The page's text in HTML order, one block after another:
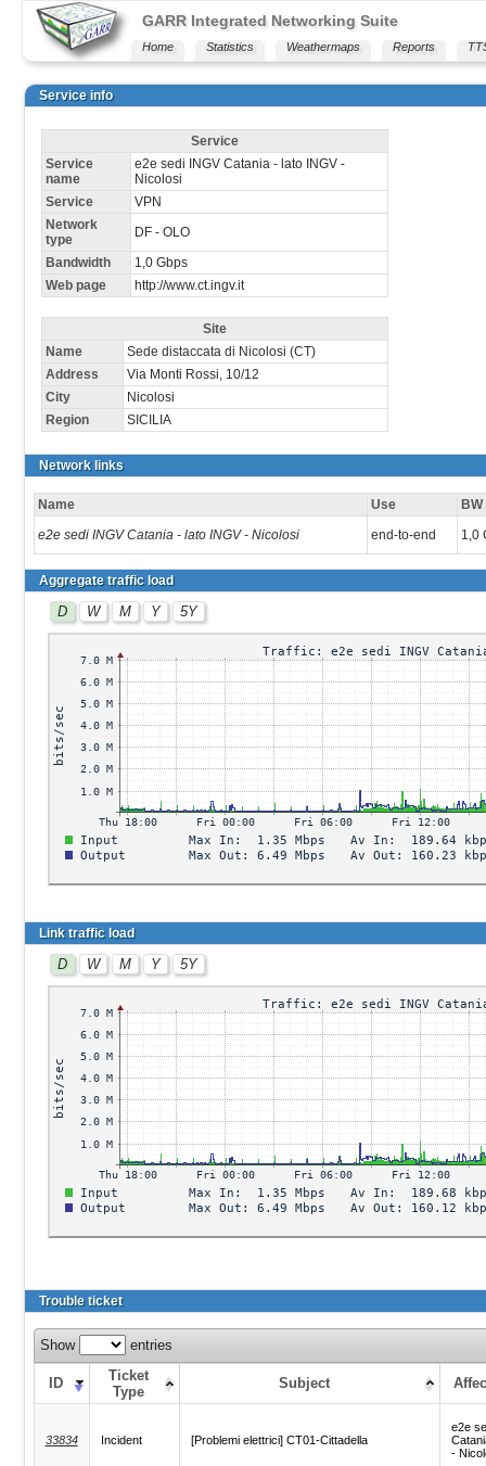
GARR Integrated Networking Suite
Home Statistics Weathermaps Reports
Service info
Service
Service
name
e2e sedi INGV Catania - lato INGV -
Nicolosi
Service
VPN
Network
type
DF - OLO
Bandwidth
1,0 Gbps
Web page
http://www.ct.ingv.it
Site
Name
Sede distaccata di Nicolosi (CT)
Address
Via Monti Rossi, 10/12
City
Nicolosi
Region
SICILIA
Network links
Name Use
BW
e2e sedi INGV Catania - lato INGV - Nicolosi
end-to-end 1,0
Aggregate traffic load
D W M Y 5Y
Link traffic load
D W M Y 5Y
Trouble ticket
Show entries
ID
Ticket
Type
Subject
33834 Incident [Problemi elettrici] CT01-Cittadella
e2e
-